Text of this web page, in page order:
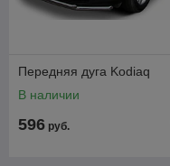
Передняя дуга Kodiaq
В наличии
596 руб.